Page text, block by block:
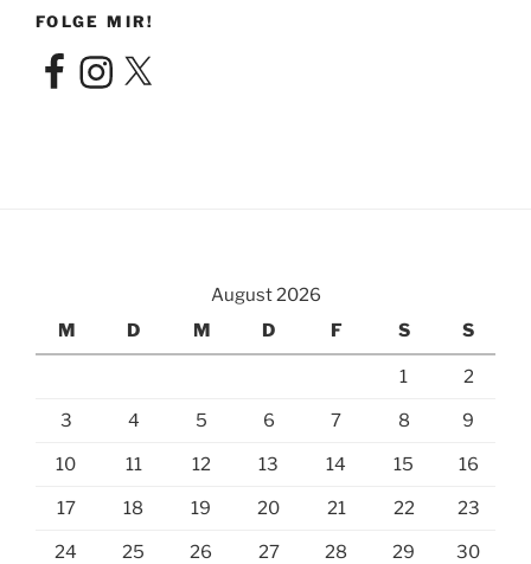
FOLGE MIR!
FacebookInstagram
X
August 2026
M
D M D F S S
1 2
3 4 5 6 7 8 9
10 11 12 13 14 15 16
17 18 19 20 21 22 23
24 25 26 27 28 29 30